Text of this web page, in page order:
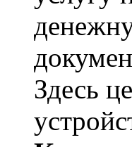
Здесь